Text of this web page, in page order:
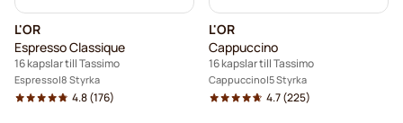
L'OR
Espresso Classique
16 kapslar till Tassimo
Espresso 8 Styrka
4.8(176)
L'OR
Cappuccino
16 kapslar till Tassimo
Cappuccino 5 Styrka
4.7(225)